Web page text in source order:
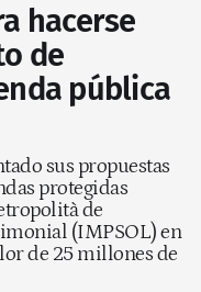
hacerse
de
pública
sus propuestas
protegidas
de
(IMPSOL) en
de 25 millones de